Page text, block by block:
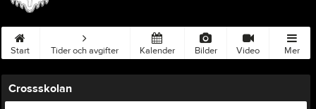
Start Tider och avgifter Kalender Bilder Video Mer
Crossskolan